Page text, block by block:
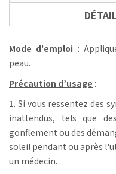
Mode d'emploi :
peau.
Précaution d’usage :
1. Si vous ressentez des
inattendus, tels que
gonflement ou des
soleil pendant ou après
un médecin.